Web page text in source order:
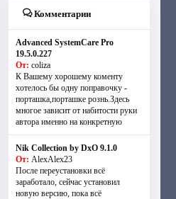
Комментарии
Advanced SystemCare Pro
19.5.0.227
От: coliza
К Вашему хорошему коменту
хотелось бы одну поправочку -
порташка,порташке рознь.Здесь
многое зависит от набитости руки
автора именно на конкретную
Nik Collection by DxO 9.1.0
От: AlexAlex23
После переустановки всё
заработало, сейчас установил
новую версию, пока всё